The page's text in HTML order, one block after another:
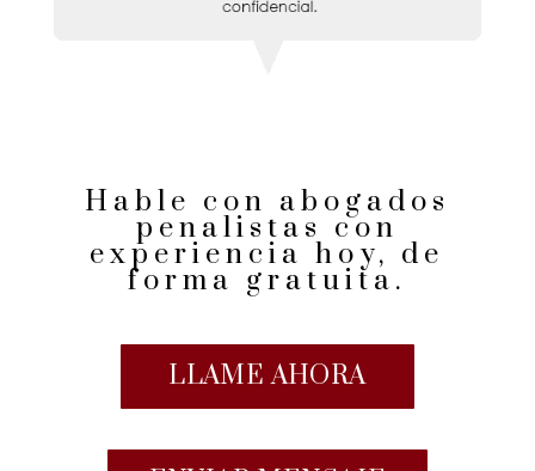
Hable con abogados
penalistas con
experiencia hoy, de
forma gratuita.
LLAME AHORA